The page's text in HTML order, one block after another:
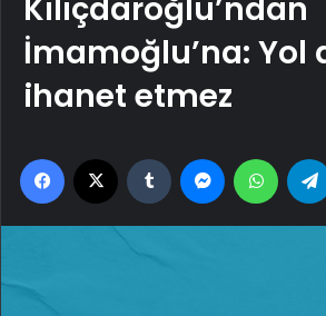
Kılıçdaroğlu’ndan
İmamoğlu’na: Yol
ihanet etmez
Facebook Tumblr Messenger